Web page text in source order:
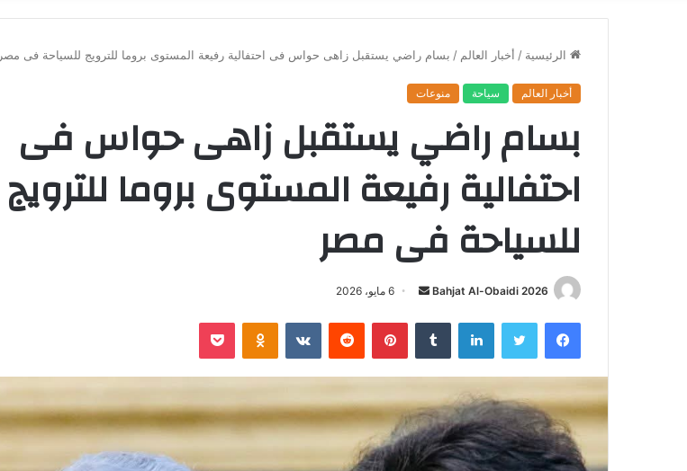
الرئيسية / أخبار العالم / بسام راضي يستقبل زاهى حواس فى احتفالية رفيعة المستوى بروما للترويج للسياحة فى مصر
أخبار العالم سياحة منوعات
بسام راضي يستقبل زاهى حواس فى
احتفالية رفيعة المستوى بروما للترويج
للسياحة فى مصر
Bahjat Al-Obaidi 2026
أرسل
إلكترونيا
6 مايو، 2026
فيسبوك تويتر لينكدإن بينتيريست Odnoklassniki
بوكيت